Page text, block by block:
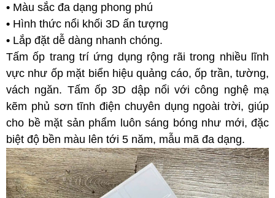
• Màu sắc đa dạng phong phú
• Hình thức nổi khối 3D ấn tượng
• Lắp đặt dễ dàng nhanh chóng.
Tấm ốp trang trí ứng dụng rộng rãi trong nhiều lĩnh
vực như ốp mặt biển hiệu quảng cáo, ốp trần, tường,
vách ngăn. Tấm ốp 3D dập nổi với công nghệ mạ
kẽm phủ sơn tĩnh điện chuyên dụng ngoài trời, giúp
cho bề mặt sản phẩm luôn sáng bóng như mới, đặc
biệt độ bền màu lên tới 5 năm, mẫu mã đa dạng.